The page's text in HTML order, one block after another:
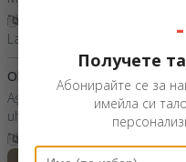
Laura,
Olimpia 23 Февруари 2026
Aș recomanda pentru
ultimul rând, pentru
Получете
Абонирайте се за
имейла си